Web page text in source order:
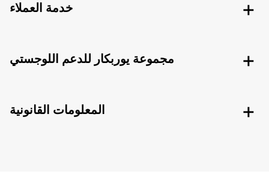
خدمة العملاء
مجموعة يوربكار للدعم اللوجستي
المعلومات القانونية